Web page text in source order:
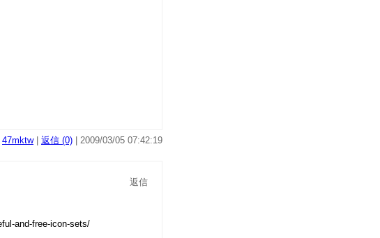
47mktw| 返信 (0) | 2009/03/05 07:42:19
返信